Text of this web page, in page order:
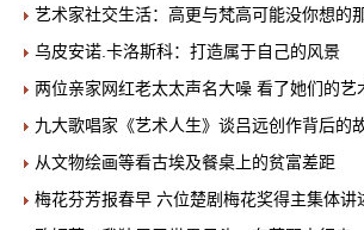
艺术家社交生活：高更与梵高可能没你想的
乌皮安诺.卡洛斯科：打造属于自己的风景
两位亲家网红老太太声名大噪 看了她们的艺
九大歌唱家《艺术人生》谈吕远创作背后的
从文物绘画等看古埃及餐桌上的贫富差距
梅花芬芳报春早 六位楚剧梅花奖得主集体讲